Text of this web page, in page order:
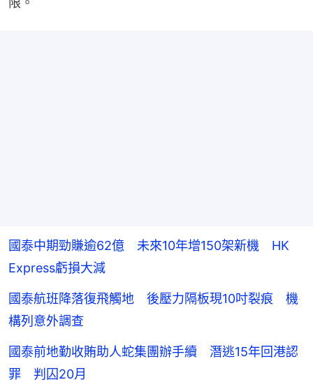
國泰中期勁賺逾62億 未來10年增150架新機 HK
Express虧損大減
國泰航班降落復飛觸地 後壓力隔板現10吋裂痕 機
構列意外調查
國泰前地勤收賄助人蛇集團辦手續 潛逃15年回港認
罪 判囚20月